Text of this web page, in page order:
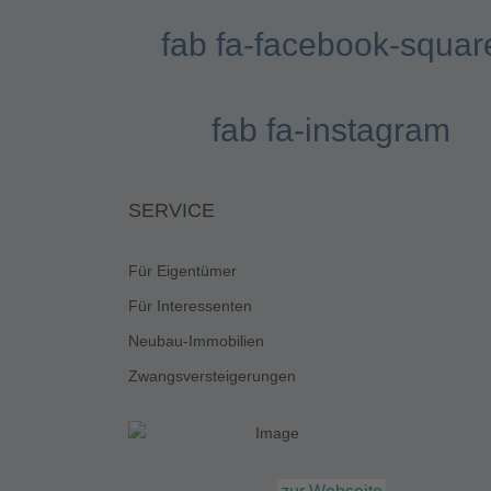
fab fa-facebook-
fab fa-instagram
SERVICE
Für Eigentümer
Für Interessenten
Neubau-Immobilien
Zwangsversteigerungen